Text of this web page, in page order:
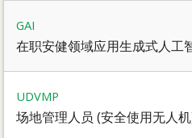
GAI
在职安健领域应用生成式人工
UDVMP
场地管理人员 (安全使用无人